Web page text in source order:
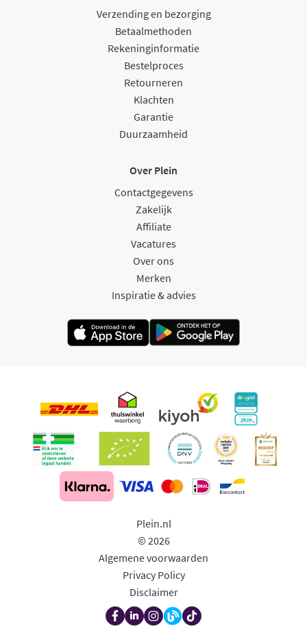
Verzending en bezorging
Betaalmethoden
Rekeninginformatie
Bestelproces
Retourneren
Klachten
Garantie
Duurzaamheid
Over Plein
Contactgegevens
Zakelijk
Affiliate
Vacatures
Over ons
Merken
Inspiratie & advies
Plein.nl
© 2026
Algemene voorwaarden
Privacy Policy
Disclaimer